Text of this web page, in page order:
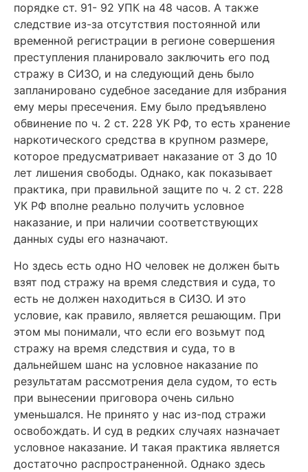
порядке ст. 91- 92 УПК на 48 часов. А также
следствие из-за отсутствия постоянной или
временной регистрации в регионе совершения
преступления планировало заключить его под
стражу в СИЗО, и на следующий день было
запланировано судебное заседание для избрания
ему меры пресечения. Ему было предъявлено
обвинение по ч. 2 ст. 228 УК РФ, то есть хранение
наркотического средства в крупном размере,
которое предусматривает наказание от 3 до 10
лет лишения свободы. Однако, как показывает
практика, при правильной защите по ч. 2 ст. 228
УК РФ вполне реально получить условное
наказание, и при наличии соответствующих
данных суды его назначают.
Но здесь есть одно НО человек не должен быть
взят под стражу на время следствия и суда, то
есть не должен находиться в СИЗО. И это
условие, как правило, является решающим. При
этом мы понимали, что если его возьмут под
стражу на время следствия и суда, то в
дальнейшем шанс на условное наказание по
результатам рассмотрения дела судом, то есть
при вынесении приговора очень сильно
уменьшался. Не принято у нас из-под стражи
освобождать. И суд в редких случаях назначает
условное наказание. И такая практика является
достаточно распространенной. Однако здесь